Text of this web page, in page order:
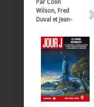
Par Colin
Wilson, Fred
Duval et Jean-